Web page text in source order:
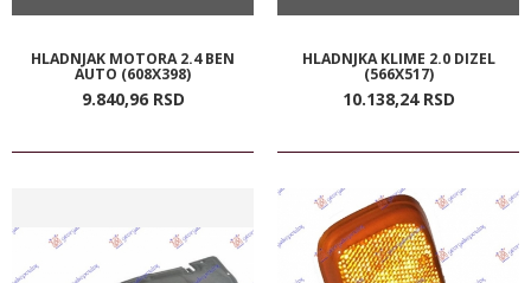
HLADNJAK MOTORA 2.4 BEN
AUTO (608X398)
9.840,96 RSD
HLADNJKA KLIME 2.0 DIZEL
(566X517)
10.138,24 RSD